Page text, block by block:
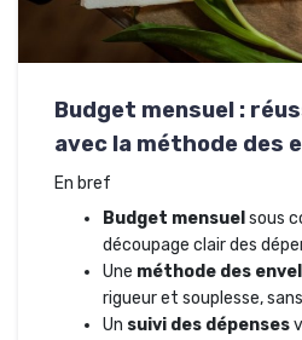
Budget mensuel :
avec la méthode des
En bref
Budget mensuel sous
découpage clair des
Une méthode des
rigueur et souplesse,
Un suivi des dépenses